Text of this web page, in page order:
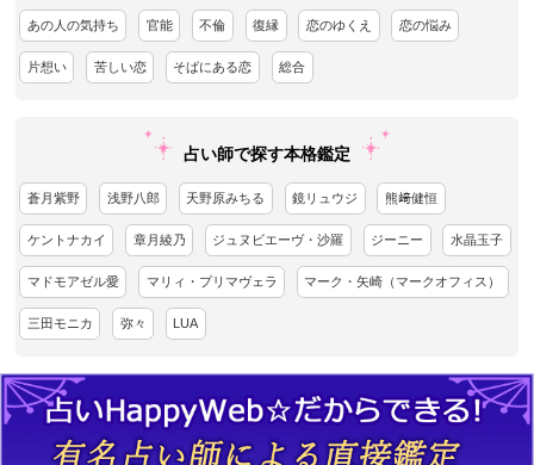
あの人の気持ち 官能 不倫 復縁 恋のゆくえ 恋の悩み
片想い 苦しい恋 そばにある恋 総合
占い師で探す本格鑑定
蒼月紫野 浅野八郎 天野原みちる 鏡リュウジ 熊﨑健恒
ケントナカイ 章月綾乃 ジュヌビエーヴ・沙羅 ジーニー 水晶玉子
マドモアゼル愛 マリィ・プリマヴェラ マーク・矢崎（マークオフィス）
三田モニカ 弥々 LUA